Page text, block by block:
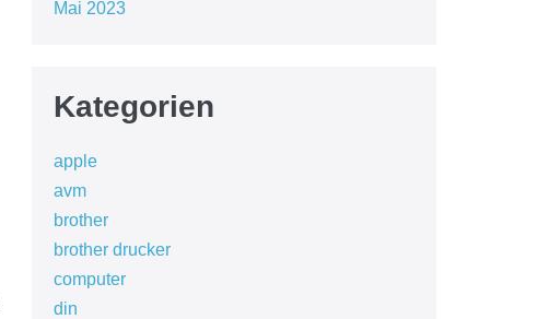
Mai 2023
Kategorien
apple
avm
brother
brother drucker
computer
din